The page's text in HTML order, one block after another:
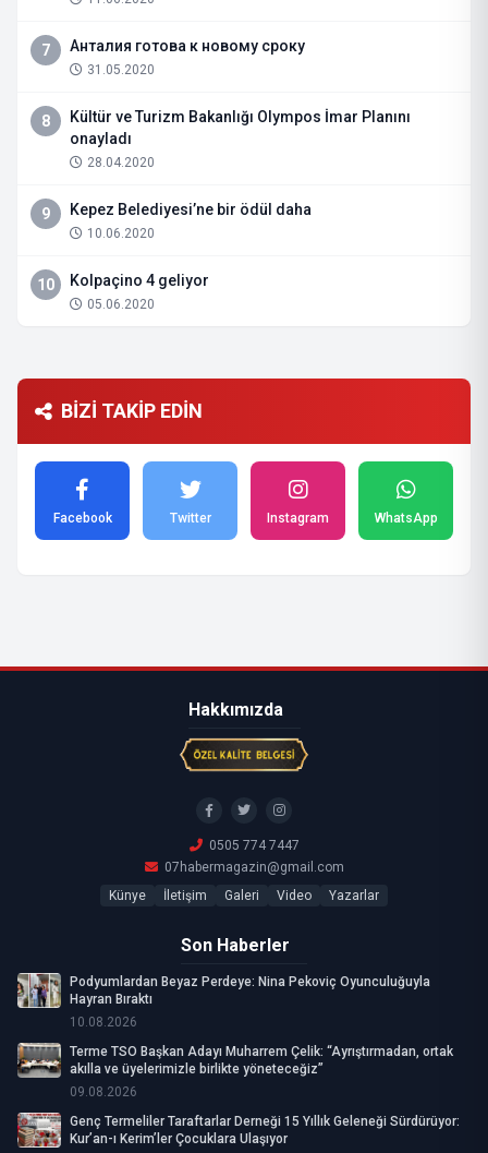
7 Анталия готова к новому сроку
31.05.2020
8
Kültür ve Turizm Bakanlığı Olympos İmar Planını
onayladı
28.04.2020
9 Kepez Belediyesi’ne bir ödül daha
10.06.2020
10 Kolpaçino 4 geliyor
05.06.2020
BİZİ TAKİP EDİN
Facebook Twitter Instagram WhatsApp
Hakkımızda
0505 774 7447
07habermagazin@gmail.com
Künye
İletişim Galeri Video Yazarlar
Son Haberler
Podyumlardan Beyaz Perdeye: Nina Pekoviç Oyunculuğuyla
Hayran Bıraktı
10.08.2026
Terme TSO Başkan Adayı Muharrem Çelik: “Ayrıştırmadan, ortak
akılla ve üyelerimizle birlikte yöneteceğiz”
09.08.2026
Genç Termeliler Taraftarlar Derneği 15 Yıllık Geleneği Sürdürüyor:
Kur’an-ı Kerim’ler Çocuklara Ulaşıyor